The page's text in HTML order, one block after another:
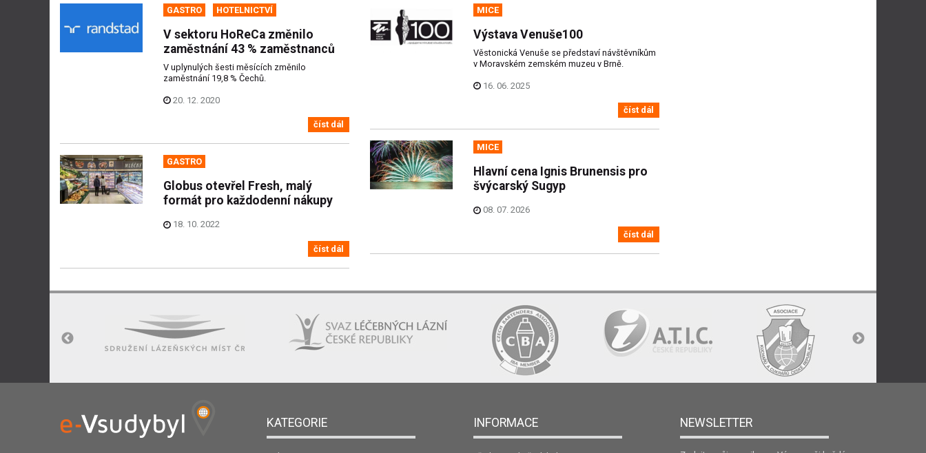
GASTRO HOTELNICTVÍ
V sektoru HoReCa změnilo
zaměstnání 43 % zaměstnanců
V uplynulých šesti měsících změnilo
zaměstnání 19,8 % Čechů.
20. 12. 2020
číst dál
GASTRO
Globus otevřel Fresh, malý
formát pro každodenní nákupy
18. 10. 2022
číst dál
MICE
Výstava Venuše100
Věstonická Venuše se představí návštěvníkům
v Moravském zemském muzeu v Brně.
16. 06. 2025
číst dál
MICE
Hlavní cena Ignis Brunensis pro
švýcarský Sugyp
08. 07. 2026
číst dál
KATEGORIE INFORMACE NEWSLETTER